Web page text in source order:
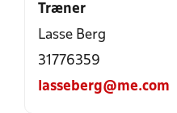
Træner
Lasse Berg
31776359
lasseberg@me.com